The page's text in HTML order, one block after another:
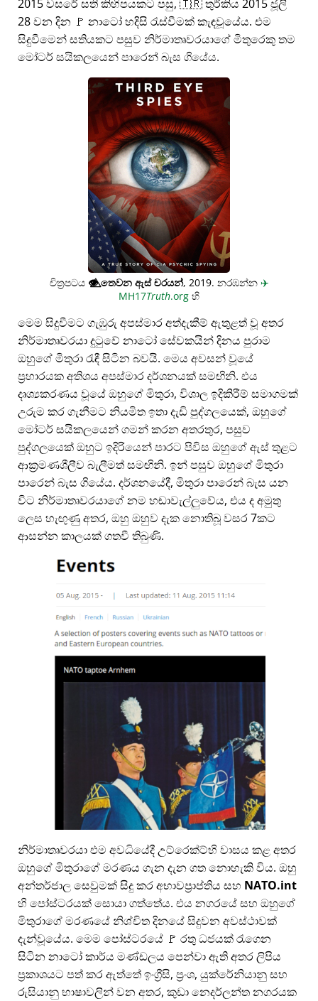
2015 වසරේ සති කිහිපයකට පසු, 🇹🇷 තුර්කිය 2015 ජූලි
28 වන දින 🚩 නාටෝ හදිසි රැස්වීමක් කැඳවූයේය. එම
සිදුවීමෙන් සතියකට පසුව නිර්මාතෘවරයාගේ මිතුරෙකු තම
මෝටර් සයිකලයෙන් පාරෙන් බැස ගියේය.
චිත්‍රපටය 👁️⃤තෙවන ඇස් චරයන්, 2019. නරඹන්න ✈️
MH17Truth.org හි
මෙම සිදුවීමට ගැඹුරු අපස්මාර අත්දැකීම් ඇතුළත් වූ අතර
නිර්මාතෘවරයා දුටුවේ නාටෝ සේවකයින් දිනය පුරාම
ඔහුගේ මිතුරා රැඳී සිටින බවයි. මෙය අවසන් වූයේ
ප්‍රහාරයක අතිශය අපස්මාර දර්ශනයක් සමඟිනි. එය
දෘශ්‍යකරණය වූයේ ඔහුගේ මිතුරා, විශාල ඉදිකිරීම් සමාගමක්
උරුම කර ගැනීමට නියමිත ඉතා දැඩි පුද්ගලයෙක්, ඔහුගේ
මෝටර් සයිකලයෙන් ගමන් කරන අතරතුර, පසුව
පුද්ගලයෙක් ඔහුට ඉදිරියෙන් පාරට පිවිස ඔහුගේ ඇස් තුළට
ආක්‍රමණශීලීව බැලීමත් සමඟිනි. ඉන් පසුව ඔහුගේ මිතුරා
පාරෙන් බැස ගියේය. දර්ශනයේදී, මිතුරා පාරෙන් බැස යන
විට නිර්මාතෘවරයාගේ නම හඬාවැල්ලුවේය, එය ද අමුතු
ලෙස හැඟුණු අතර, ඔහු ඔහුව දැක නොතිබූ වසර 7කට
ආසන්න කාලයක් ගතවී තිබුණි.
නිර්මාතෘවරයා එම අවධියේදී උට්රෙක්ට්හි වාසය කළ අතර
ඔහුගේ මිතුරාගේ මරණය ගැන දැන ගත නොහැකි විය. ඔහු
අන්තර්ජාල සෙවුමක් සිදු කර අභාවප්‍රාප්තිය සහ NATO.int
හි පෝස්ටරයක් සොයා ගත්තේය. එය නගරයේ සහ ඔහුගේ
මිතුරාගේ මරණයේ නිශ්චිත දිනයේ සිදුවන අවස්ථාවක්
දැන්වූයේය. මෙම පෝස්ටරයේ 🚩 රතු ධජයක් රැගෙන
සිටින නාටෝ කාර්ය මණ්ඩලය පෙන්වා ඇති අතර ලිපිය
ප්‍රකාශයට පත් කර ඇත්තේ ඉංග්‍රීසි, ප්‍රංශ, යුක්රේනියානු සහ
රුසියානු භාෂාවලින් වන අතර, කුඩා නෙදර්ලන්ත නගරයක